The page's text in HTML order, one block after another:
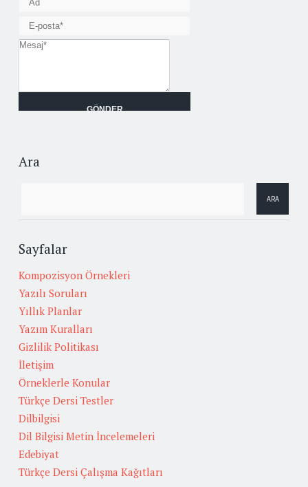
Ara
Sayfalar
Kompozisyon Örnekleri
Yazılı Soruları
Yıllık Planlar
Yazım Kuralları
Gizlilik Politikası
İletişim
Örneklerle Konular
Türkçe Dersi Testler
Dilbilgisi
Dil Bilgisi Metin İncelemeleri
Edebiyat
Türkçe Dersi Çalışma Kağıtları